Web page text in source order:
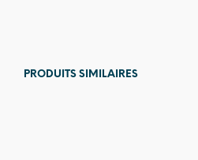
PRODUITS SIMILAIRES